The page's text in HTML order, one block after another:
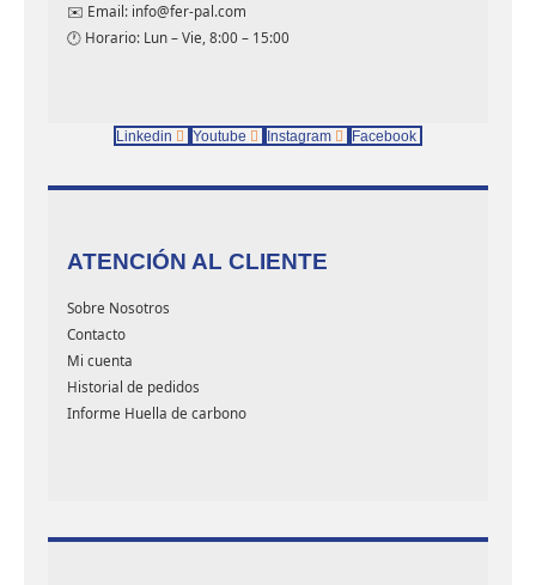
✉️ Email: info@fer-pal.com
🕐 Horario: Lun – Vie, 8:00 – 15:00
Linkedin Youtube Instagram Facebook
ATENCIÓN AL CLIENTE
Sobre Nosotros
Contacto
Mi cuenta
Historial de pedidos
Informe Huella de carbono